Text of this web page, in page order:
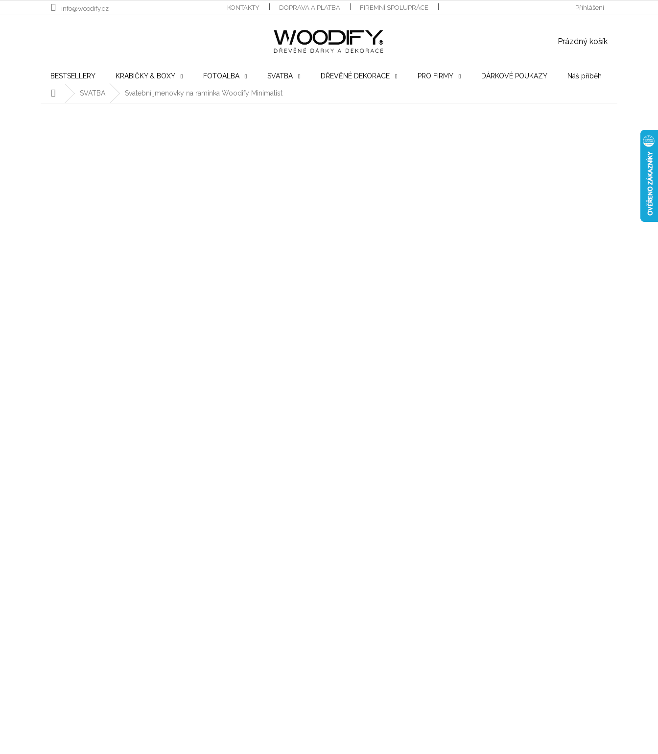
info@woodify.cz KONTAKTY DOPRAVA A PLATBA FIREMNÍ SPOLUPRÁCE STROJE PRO VÝROBUPřihlášení
NÁKUPNÍ KOŠÍK
Prázdný košík
BESTSELLERY KRABIČKY & BOXY FOTOALBA SVATBA DŘEVĚNÉ DEKORACE PRO FIRMY DÁRKOVÉ POUKAZY Náš příběh
Domů SVATBA Svatební jmenovky na ramínka Woodify Minimalist